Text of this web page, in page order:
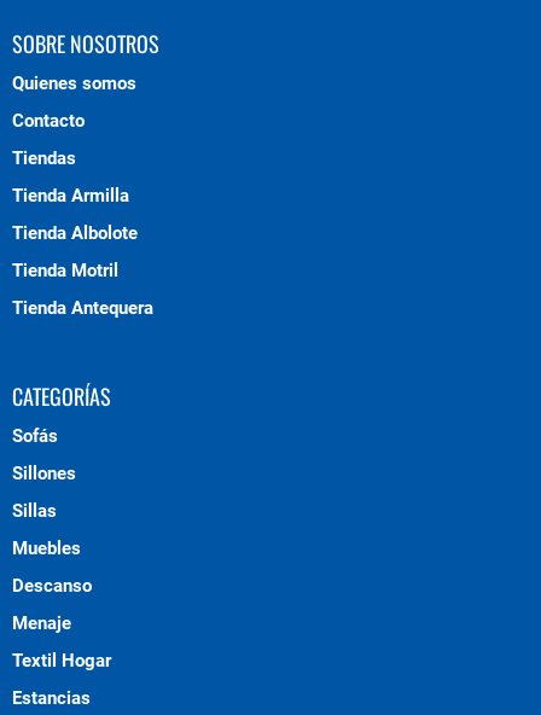
SOBRE NOSOTROS
Quienes somos
Contacto
Tiendas
Tienda Armilla
Tienda Albolote
Tienda Motril
Tienda Antequera
CATEGORÍAS
Sofás
Sillones
Sillas
Muebles
Descanso
Menaje
Textil Hogar
Estancias